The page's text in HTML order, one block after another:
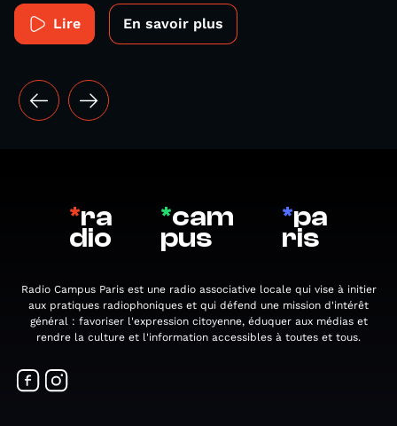
Lire En savoir plus
*ra
dio
*cam
pus
*pa
ris
Radio Campus Paris est une radio associative locale qui vise à initier
aux pratiques radiophoniques et qui défend une mission d'intérêt
général : favoriser l'expression citoyenne, éduquer aux médias et
rendre la culture et l'information accessibles à toutes et tous.